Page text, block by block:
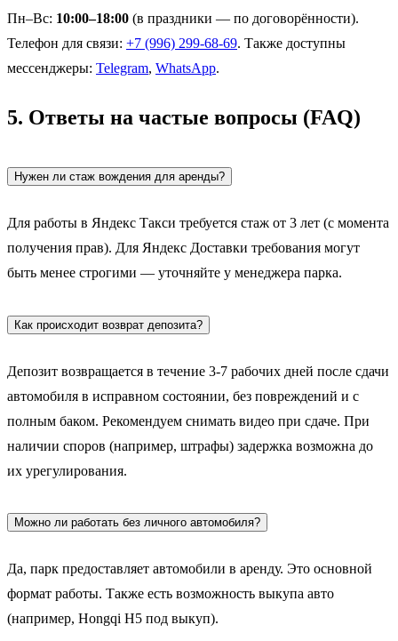
Пн–Вс: 10:00–18:00 (в праздники — по договорённости).
Телефон для связи: +7 (996) 299-68-69. Также доступны
мессенджеры: Telegram, WhatsApp.
5. Ответы на частые вопросы (FAQ)
Нужен ли стаж вождения для аренды?
Для работы в Яндекс Такси требуется стаж от 3 лет (с момента
получения прав). Для Яндекс Доставки требования могут
быть менее строгими — уточняйте у менеджера парка.
Как происходит возврат депозита?
Депозит возвращается в течение 3-7 рабочих дней после сдачи
автомобиля в исправном состоянии, без повреждений и с
полным баком. Рекомендуем снимать видео при сдаче. При
наличии споров (например, штрафы) задержка возможна до
их урегулирования.
Можно ли работать без личного автомобиля?
Да, парк предоставляет автомобили в аренду. Это основной
формат работы. Также есть возможность выкупа авто
(например, Hongqi H5 под выкуп).